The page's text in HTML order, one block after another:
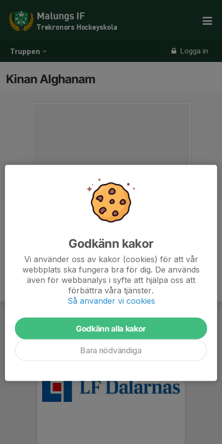
Truppen Logga in
Malungs IF
Trekronors Hockeyskola
Kinan Alghanam
Godkänn kakor
Vi använder oss av kakor (cookies) för att vår
webbplats ska fungera bra för dig. De används
även för webbanalys i syfte att hjälpa oss att
förbättra våra tjänster.
Så använder vi cookies
Godkänn alla kakor
Bara nödvändiga